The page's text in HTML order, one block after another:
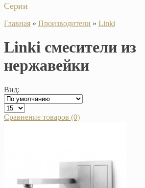
Серии
Главная » Производители » Linki
Linki смесители из
нержавейки
Вид:
Сравнение товаров (0)